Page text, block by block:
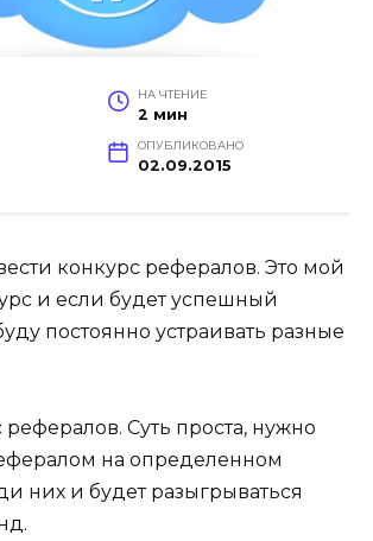
НА ЧТЕНИЕ
2 мин
ОПУБЛИКОВАНО
02.09.2015
конкурс рефералов. Это мой
и если будет успешный
постоянно устраивать разные
рефералов. Суть проста, нужно
на определенном
них и будет разыгрываться